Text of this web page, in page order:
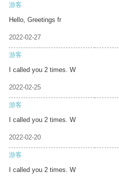
游客
Hello, Greetings fr
2022-02-27
游客
I called you 2 times. W
2022-02-25
游客
I called you 2 times. W
2022-02-20
游客
I called you 2 times. W